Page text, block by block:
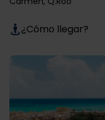
¿Cómo llegar?